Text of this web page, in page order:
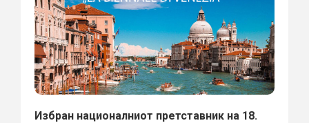
Избран националниот претставник на 18.